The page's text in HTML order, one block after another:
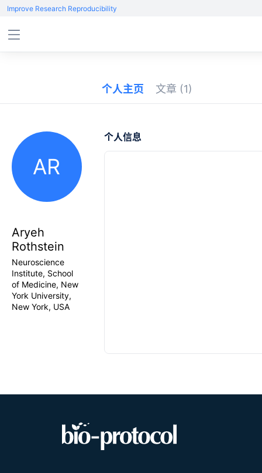
Improve Research Reproducibility
个人主页 文章 (1)
AR
Aryeh
Rothstein
Neuroscience
Institute, School
of Medicine, New
York University,
New York, USA
个人信息